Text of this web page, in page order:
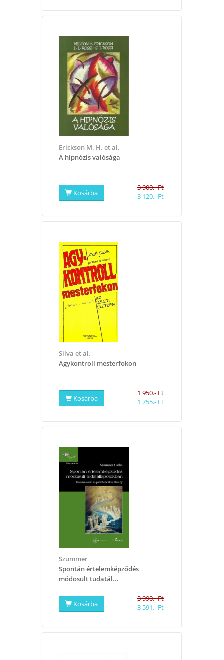
Erickson M. H. et al.
A hipnózis valósága
Kosárba
3 900.- Ft
3 120.- Ft
Silva et al.
Agykontroll mesterfokon
Kosárba
1 950.- Ft
1 755.- Ft
Szummer
Spontán értelemképződés
módosult tudatál...
Kosárba
3 990.- Ft
3 591.- Ft